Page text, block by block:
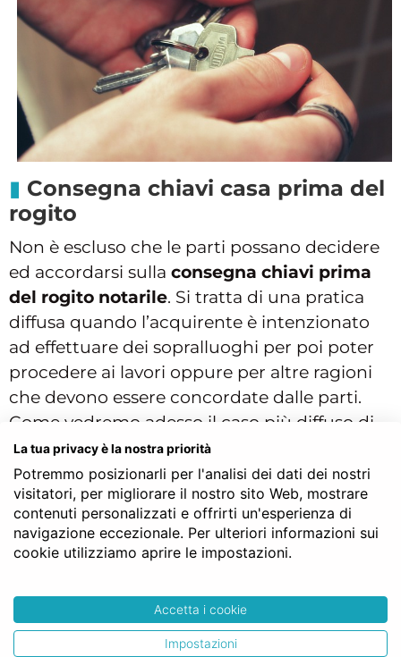
Consegna chiavi casa prima del
rogito
Non è escluso che le parti possano decidere
ed accordarsi sulla consegna chiavi prima
del rogito notarile. Si tratta di una pratica
diffusa quando l’acquirente è intenzionato
ad effettuare dei sopralluoghi per poi poter
procedere ai lavori oppure per altre ragioni
che devono essere concordate dalle parti.
Come vedremo adesso il caso più diffuso di
consegna chiavi prima del rogito è quello
che avviene al momento della conclusione
delpreliminare, anche chiamato
compromesso.
compromesso
Una richiesta molto diffusa è se è possibile
La tua privacy è la nostra priorità
Potremmo posizionarli per l'analisi dei dati dei nostri
visitatori, per migliorare il nostro sito Web, mostrare
contenuti personalizzati e offrirti un'esperienza di
navigazione eccezionale. Per ulteriori informazioni sui
cookie utilizziamo aprire le impostazioni.
Accetta i cookie
Impostazioni